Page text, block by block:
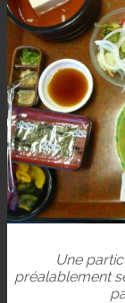
Une
préalablement